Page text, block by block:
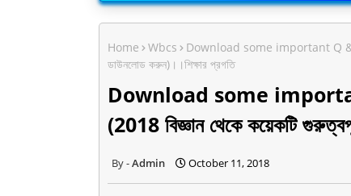
Home Wbcs
Download some important Q & A
ডাউনলোড করুন)।।শিক্ষার প্রগতি
Download some
(2018 বিজ্ঞান থেকে কয়েকটি
Admin October 11, 2018